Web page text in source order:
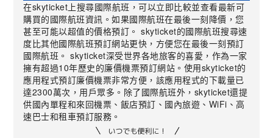
在skyticket上搜尋國際航班，可以立即比較並查看最新可
購買的國際航班資訊。如果國際航班在最後一刻降價，您
甚至可能以超值的價格預訂。 skyticket的國際航班搜尋速
度比其他國際航班預訂網站更快，方便您在最後一刻預訂
國際航班。 skyticket深受世界各地旅客的喜愛，作為一家
擁有超過10年歷史的廉價機票預訂網站。使用skyticket的
應用程式預訂廉價機票非常方便，該應用程式的下載量已
達2300萬次，用戶眾多。除了國際航班外，skyticket還提
供國內單程和來回機票、飯店預訂、國內旅遊、WiFi、高
速巴士和租車預訂服務。